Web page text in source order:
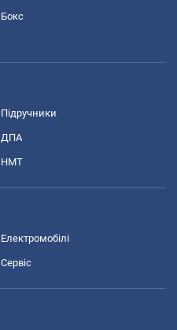
Бокс
Підручники
ДПА
НМТ
Електромобілі
Сервіс